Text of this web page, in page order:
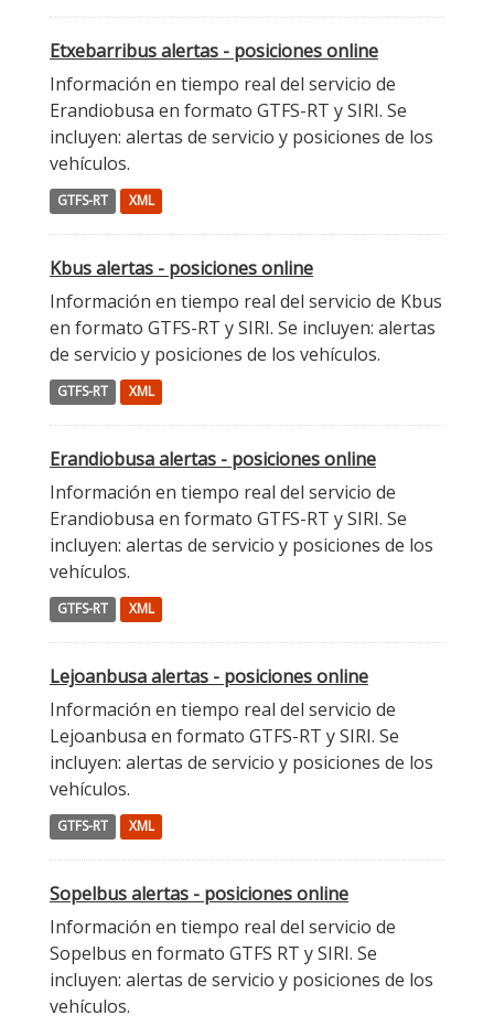
Etxebarribus alertas - posiciones online
Información en tiempo real del servicio de
Erandiobusa en formato GTFS-RT y SIRI. Se
incluyen: alertas de servicio y posiciones de los
vehículos.
GTFS-RT XML
Kbus alertas - posiciones online
Información en tiempo real del servicio de Kbus
en formato GTFS-RT y SIRI. Se incluyen: alertas
de servicio y posiciones de los vehículos.
GTFS-RT XML
Erandiobusa alertas - posiciones online
Información en tiempo real del servicio de
Erandiobusa en formato GTFS-RT y SIRI. Se
incluyen: alertas de servicio y posiciones de los
vehículos.
GTFS-RT XML
Lejoanbusa alertas - posiciones online
Información en tiempo real del servicio de
Lejoanbusa en formato GTFS-RT y SIRI. Se
incluyen: alertas de servicio y posiciones de los
vehículos.
GTFS-RT XML
Sopelbus alertas - posiciones online
Información en tiempo real del servicio de
Sopelbus en formato GTFS RT y SIRI. Se
incluyen: alertas de servicio y posiciones de los
vehículos.